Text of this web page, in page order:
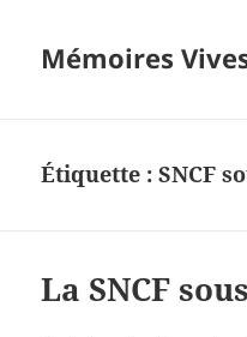
Mémoires
Étiquette :SNCF
La SNCF